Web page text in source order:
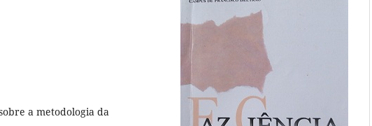
a metodologia da